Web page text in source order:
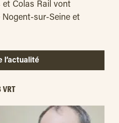
et Colas Rail vont
sur-Seine et
l’actualité